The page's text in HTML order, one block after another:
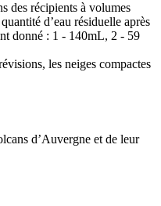
des récipients à volumes
d’eau résiduelle après
donné : 1 - 140mL, 2 - 59
les neiges compactes
d’Auvergne et de leur